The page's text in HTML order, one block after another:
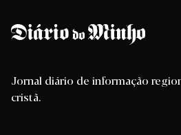
Jornal diário de informação
cristã.